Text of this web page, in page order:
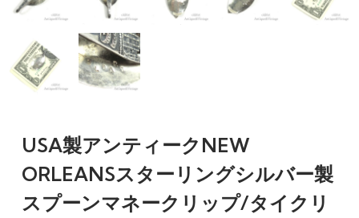
USA製アンティークNEW
ORLEANSスターリングシルバー製
スプーンマネークリップ/タイクリ